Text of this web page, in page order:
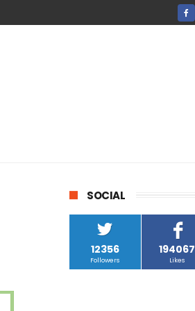
SOCIAL
12356
Followers
194067
Likes